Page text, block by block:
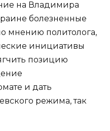
на Владимира
болезненные
мнению политолога,
инициативы
позицию
и дать
режима, так